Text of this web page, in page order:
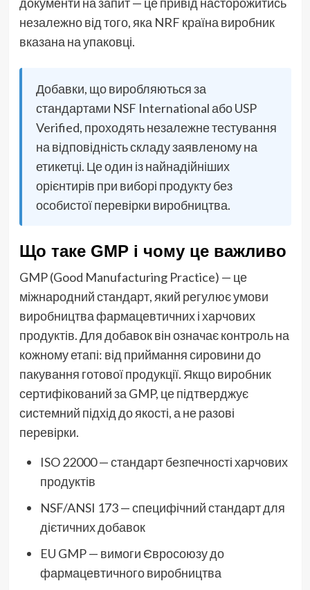
незалежно від того, яка NRF країна виробник
вказана на упаковці.
Добавки, що виробляються за
стандартами NSF International або USP
Verified, проходять незалежне тестування
на відповідність складу заявленому на
етикетці. Це один із найнадійніших
орієнтирів при виборі продукту без
особистої перевірки виробництва.
Що таке GMP і чому це важливо
GMP (Good Manufacturing Practice) — це
міжнародний стандарт, який регулює умови
виробництва фармацевтичних і харчових
продуктів. Для добавок він означає контроль на
кожному етапі: від приймання сировини до
пакування готової продукції. Якщо виробник
сертифікований за GMP, це підтверджує
системний підхід до якості, а не разові
перевірки.
ISO 22000 — стандарт безпечності харчових
продуктів
NSF/ANSI 173 — специфічний стандарт для
дієтичних добавок
EU GMP — вимоги Євросоюзу до
фармацевтичного виробництва